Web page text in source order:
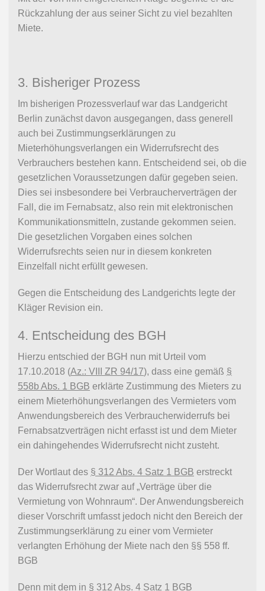
Rückzahlung der aus seiner Sicht zu viel bezahlten
Miete.
3. Bisheriger Prozess
Im bisherigen Prozessverlauf war das Landgericht
Berlin zunächst davon ausgegangen, dass generell
auch bei Zustimmungserklärungen zu
Mieterhöhungsverlangen ein Widerrufsrecht des
Verbrauchers bestehen kann. Entscheidend sei, ob die
gesetzlichen Voraussetzungen dafür gegeben seien.
Dies sei insbesondere bei Verbraucherverträgen der
Fall, die im Fernabsatz, also rein mit elektronischen
Kommunikationsmitteln, zustande gekommen seien.
Die gesetzlichen Vorgaben eines solchen
Widerrufsrechts seien nur in diesem konkreten
Einzelfall nicht erfüllt gewesen.
Gegen die Entscheidung des Landgerichts legte der
Kläger Revision ein.
4. Entscheidung des BGH
Hierzu entschied der BGH nun mit Urteil vom
17.10.2018 (Az.: VIII ZR 94/17), dass eine gemäß §
558b Abs. 1 BGB erklärte Zustimmung des Mieters zu
einem Mieterhöhungsverlangen des Vermieters vom
Anwendungsbereich des Verbraucherwiderrufs bei
Fernabsatzverträgen nicht erfasst ist und dem Mieter
ein dahingehendes Widerrufsrecht nicht zusteht.
Der Wortlaut des § 312 Abs. 4 Satz 1 BGB erstreckt
das Widerrufsrecht zwar auf „Verträge über die
Vermietung von Wohnraum“. Der Anwendungsbereich
dieser Vorschrift umfasst jedoch nicht den Bereich der
Zustimmungserklärung zu einer vom Vermieter
verlangten Erhöhung der Miete nach den §§ 558 ff.
BGB
Denn mit dem in § 312 Abs. 4 Satz 1 BGB